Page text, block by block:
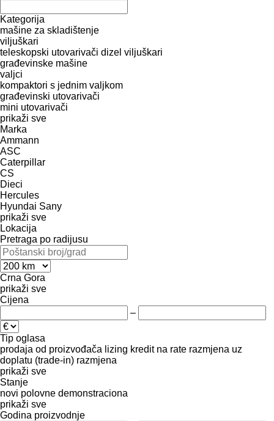
Kategorija
mašine za skladištenje
viljuškari
teleskopski utovarivači dizel viljuškari
građevinske mašine
valjci
kompaktori s jednim valjkom
građevinski utovarivači
mini utovarivači
prikaži sve
Marka
Ammann
ASC
Caterpillar
CS
Dieci
Hercules
Hyundai Sany
prikaži sve
Lokacija
Pretraga po radijusu
Crna Gora
prikaži sve
Cijena
–
Tip oglasa
prodaja od proizvođača lizing kredit na rate razmjena uz
doplatu (trade-in) razmjena
prikaži sve
Stanje
novi polovne demonstraciona
prikaži sve
Godina proizvodnje